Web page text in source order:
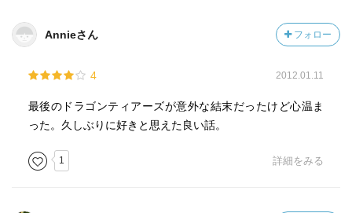
Annieさん フォロー
4 2012.01.11
最後のドラゴンティアーズが意外な結末だったけど心温ま
った。久しぶりに好きと思えた良い話。
1 詳細をみる